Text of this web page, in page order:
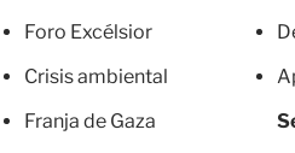
Foro Excélsior
Crisis ambiental
Franja de Gaza